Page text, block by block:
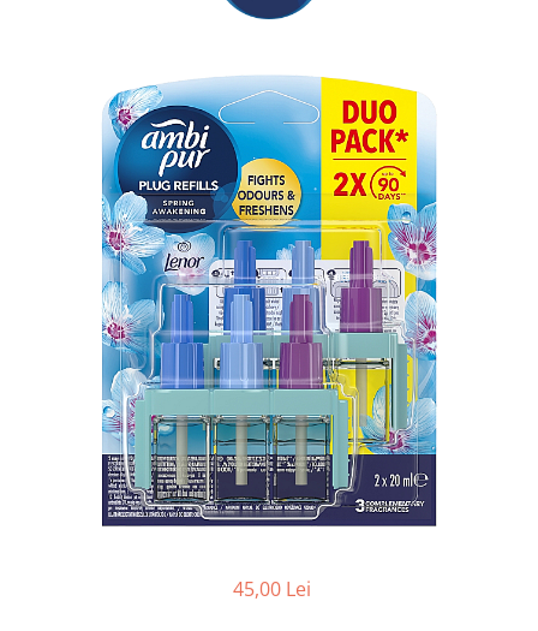
Detergent Rufe
Apret & solutii speciale
Balsam rufe
Detergent lichid
Detergent pudra
Parfum de rufe
Solutie de intretinere textile
Solutii de scos pete
Tablete & Capsule
Produse Dezinfectante-
45,00 Lei